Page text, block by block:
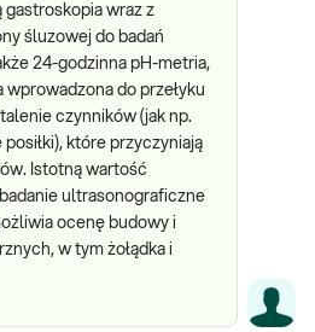
gastroskopia wraz z
śluzowej do badań
24-godzinna pH-metria,
do przełyku
czynników (jak np.
które przyczyniają
Istotną wartość
ultrasonograficzne
ocenę budowy i
w tym żołądka i